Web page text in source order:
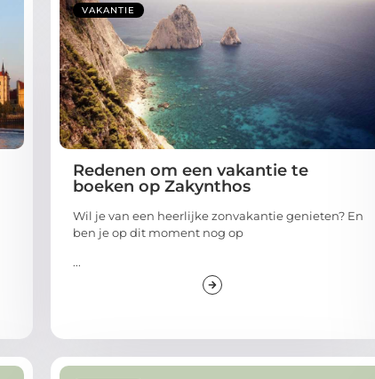
VAKANTIE
Redenen om een vakantie te
boeken op Zakynthos
Wil je van een heerlijke zonvakantie genieten? En
ben je op dit moment nog op
...